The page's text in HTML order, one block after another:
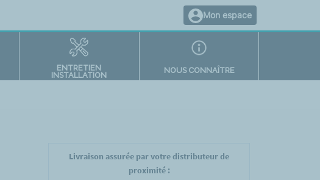
Mon espace
ENTRETIEN
INSTALLATION
NOUS CONNAÎTRE
Livraison assurée par votre distributeur de
proximité :